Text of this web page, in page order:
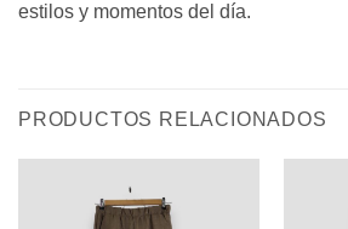
estilos y momentos del día.
PRODUCTOS RELACIONADOS